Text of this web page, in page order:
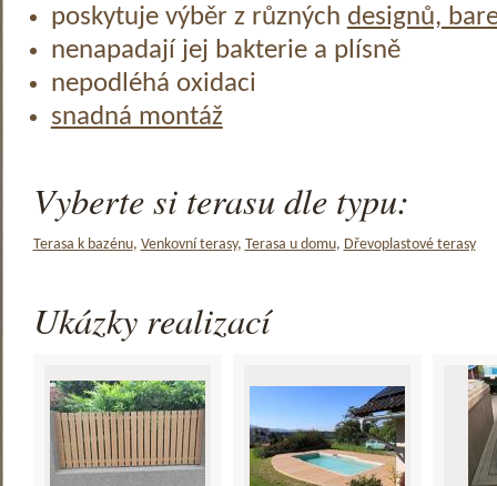
poskytuje výběr z různých designů,
nenapadají jej bakterie a plísně
nepodléhá oxidaci
snadná montáž
Vyberte si terasu dle typu:
Terasa k bazénu, Venkovní terasy, Terasa u domu, Dřevoplastové terasy
Ukázky realizací